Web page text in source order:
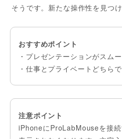
そうです。新たな操作性を見つ
おすすめポイント
・プレゼンテーションがスム
・仕事とプライベートどちら
注意ポイント
iPhoneにProLabMouseを接